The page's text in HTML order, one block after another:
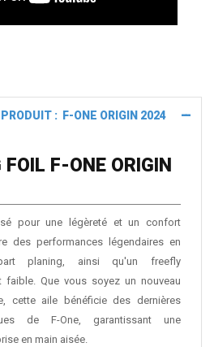
: F-ONE ORIGIN 2024
FOIL F-ONE ORIGIN
pour une légèreté et un confort
des performances légendaires en
planing, ainsi qu'un freefly
faible. Que vous soyez un nouveau
cette aile bénéficie des dernières
de F-One, garantissant une
en main aisée.